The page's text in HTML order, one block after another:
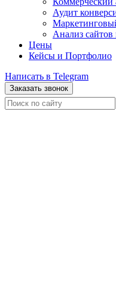
Аудит
Анализ сайтов
Цены
Кейсы и Портфолио
Написать в Telegram
Заказать звонок